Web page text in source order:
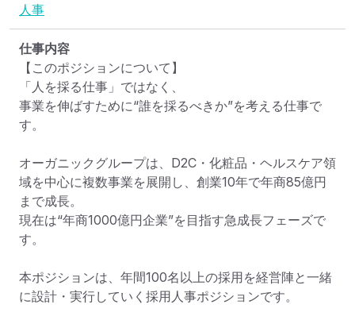
人事
仕事内容
【このポジションについて】
「人を採る仕事」ではなく、
事業を伸ばすために“誰を採るべきか”を考える仕事で
す。
オーガニックグループは、D2C・化粧品・ヘルスケア領
域を中心に複数事業を展開し、創業10年で年商85億円
まで成長。
現在は“年商1000億円企業”を目指す急成長フェーズで
す。
本ポジションは、年間100名以上の採用を経営陣と一緒
に設計・実行していく採用人事ポジションです。